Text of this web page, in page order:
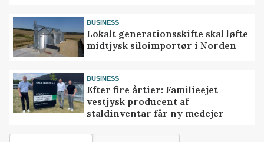
BUSINESS
Lokalt generationsskifte skal løfte
midtjysk siloimportør i Norden
BUSINESS
Efter fire årtier: Familieejet
vestjysk producent af
staldinventar får ny medejer